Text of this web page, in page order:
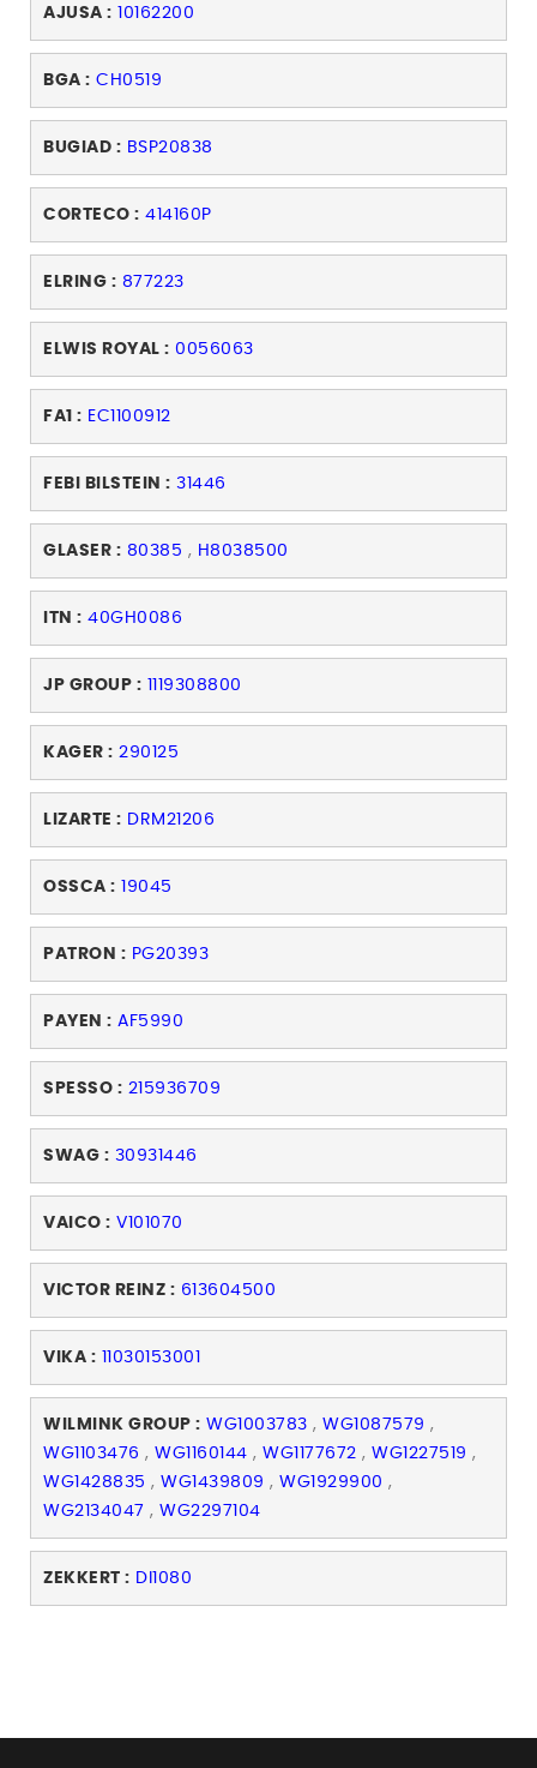
AJUSA : 10162200
BGA : CH0519
BUGIAD : BSP20838
CORTECO : 414160P
ELRING : 877223
ELWIS ROYAL : 0056063
FA1 : EC1100912
FEBI BILSTEIN : 31446
GLASER : 80385 , H8038500
ITN : 40GH0086
JP GROUP : 1119308800
KAGER : 290125
LIZARTE : DRM21206
OSSCA : 19045
PATRON : PG20393
PAYEN : AF5990
SPESSO : 215936709
SWAG : 30931446
VAICO : V101070
VICTOR REINZ : 613604500
VIKA : 11030153001
WILMINK GROUP : WG1003783 , WG1087579 ,
WG1103476 , WG1160144 , WG1177672 , WG1227519 ,
WG1428835 , WG1439809 , WG1929900 ,
WG2134047 , WG2297104
ZEKKERT : DI1080